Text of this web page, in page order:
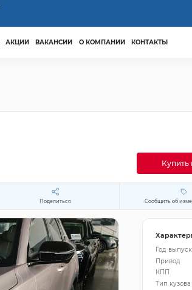
АКЦИИ ВАКАНСИИ О КОМПАНИИ КОНТАКТЫ
Купить
Поделиться Сообщить об
Год
Привод
КПП
Тип кузова